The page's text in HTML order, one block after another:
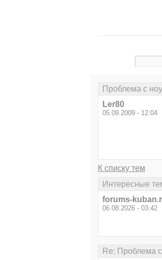
Проблема с
Ler80
05.09.2009 - 12:04
К списку тем
Интересные
forums-
06.08.2026 - 03:42
Re: Проблема